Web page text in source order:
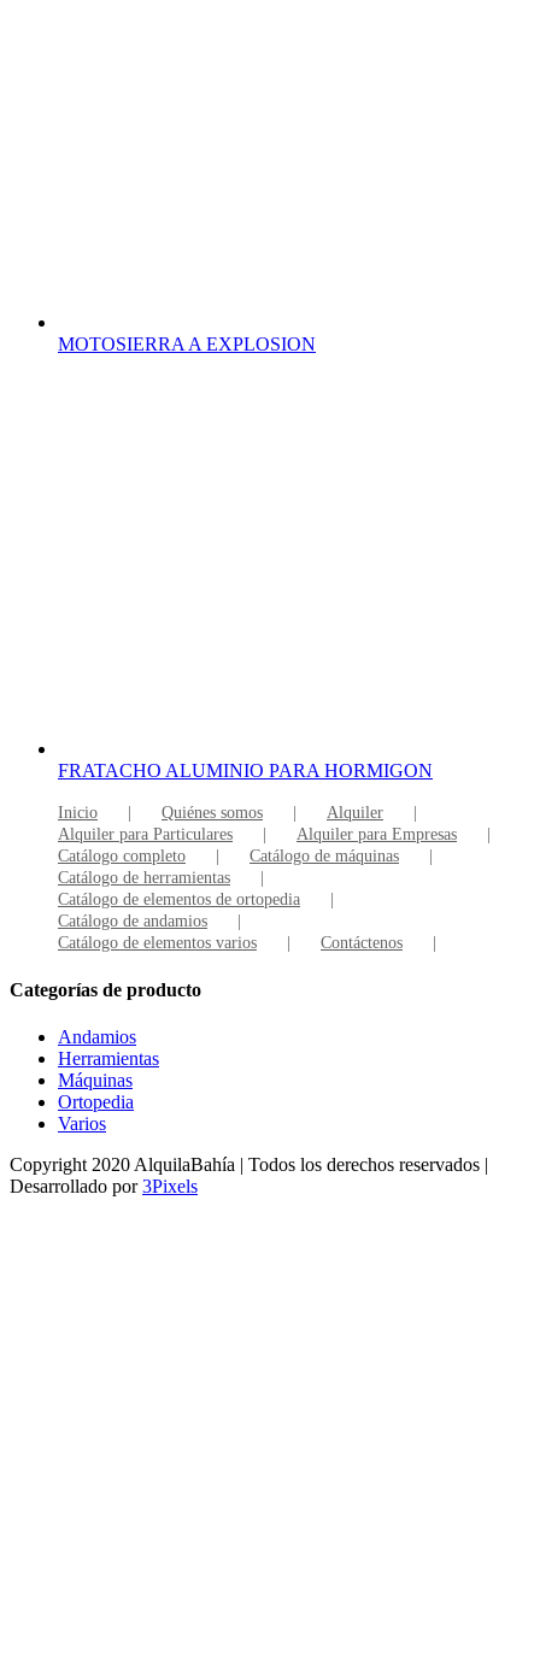
MOTOSIERRA A EXPLOSION
FRATACHO ALUMINIO PARA HORMIGON
Inicio Quiénes somos
Alquiler
Alquiler para Particulares
Alquiler para Empresas
Catálogo completo
Catálogo de máquinas
Catálogo de herramientas
Catálogo de elementos de ortopedia
Catálogo de andamios
Catálogo de elementos varios
Contáctenos
Categorías de producto
Andamios
Herramientas
Máquinas
Ortopedia
Varios
Copyright 2020 AlquilaBahía | Todos los derechos reservados |
Desarrollado por3Pixels